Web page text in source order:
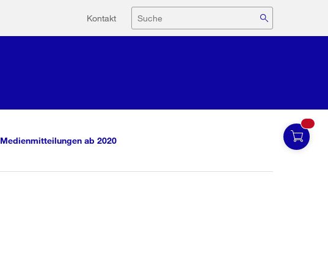
Hilfsnavigation
Kontakt Suche
Medienmitteilungen ab 2020